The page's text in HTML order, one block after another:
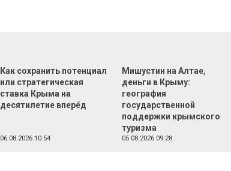
Как сохранить потенциал
или стратегическая
ставка Крыма на
десятилетие вперёд
06.08.2026 10:54
Мишустин на Алтае,
деньги в Крыму:
география
государственной
поддержки крымского
туризма
05.08.2026 09:28